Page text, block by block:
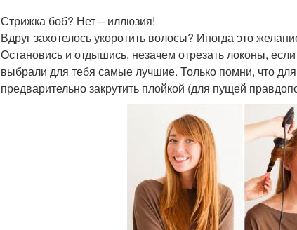
Стрижка боб? Нет – иллюзия!
Вдруг захотелось укоротить волосы? Иногда это
Остановись и отдышись, незачем отрезать локоны,
выбрали для тебя самые лучшие. Только помни, что
предварительно закрутить плойкой (для пущей